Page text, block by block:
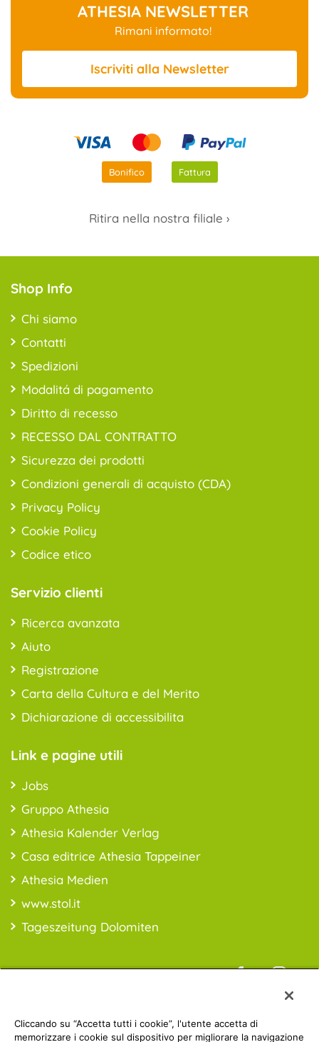
ATHESIA NEWSLETTER
Rimani informato!
Iscrivitialla Newsletter
Bonifico Fattura
Ritira nella nostra filiale ›
Shop Info
Chi siamo
Contatti
Spedizioni
Modalitá di pagamento
Diritto di recesso
RECESSO DAL CONTRATTO
Sicurezza dei prodotti
Condizioni generali di acquisto (CDA)
Privacy Policy
Cookie Policy
Codice etico
Servizio clienti
Ricerca avanzata
Aiuto
Registrazione
Carta della Cultura e del Merito
Dichiarazione di accessibilita
Link e pagine utili
Jobs
Gruppo Athesia
Athesia Kalender Verlag
Casa editrice Athesia Tappeiner
Athesia Medien
www.stol.it
Tageszeitung Dolomiten
spese di spedizioni escluse
Cliccando su “Accetta tutti i cookie”, l'utente accetta di
memorizzare i cookie sul dispositivo per migliorare la navigazione